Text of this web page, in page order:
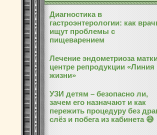
Диагностика в
гастроэнтерологии: как
ищут проблемы с
пищеварением
Лечение эндометриоза
центре репродукции «Линия
жизни»
УЗИ детям – безопасно ли,
зачем его назначают и как
пережить процедуру без
слёз и побега из кабинета 😅